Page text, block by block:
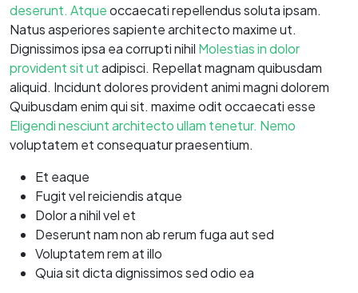
deserunt. Atqueoccaecati repellendus soluta ipsam.
Natus asperiores sapiente architecto maxime ut.
Dignissimos ipsa ea corrupti nihil Molestias in dolor
provident sit utadipisci. Repellat magnam quibusdam
aliquid. Incidunt dolores provident animi magni dolorem
Quibusdam enim qui sit. maxime odit occaecati esse
Eligendi nesciunt architecto ullam tenetur. Nemo
voluptatem et consequatur praesentium.
Et eaque
Fugit vel reiciendis atque
Dolor a nihil vel et
Deserunt nam non ab rerum fuga aut sed
Voluptatem rem at illo
Quia sit dicta dignissimos sed odio ea